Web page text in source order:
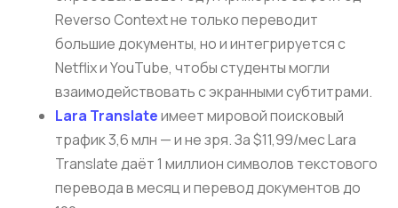
Reverso Context не только переводит
большие документы, но и интегрируется с
Netflix и YouTube, чтобы студенты могли
взаимодействовать с экранными субтитрами.
Lara Translateимеет мировой поисковый
трафик 3,6 млн — и не зря. За $11,99/мес Lara
Translate даёт 1 миллион символов текстового
перевода в месяц и перевод документов до